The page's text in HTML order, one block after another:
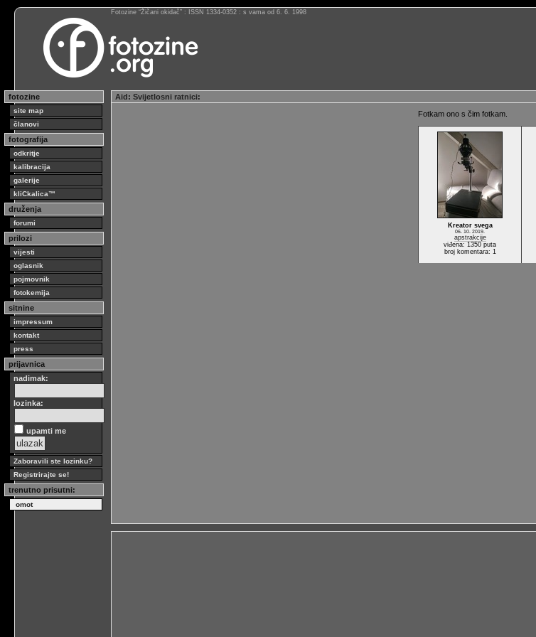
Fotozine “Žičani okidač” : ISSN 1334-0352 : s vama od 6. 6. 1998
fotozine
site map
članovi
fotografija
odkritje
kalibracija
galerije
kliCkalica™
druženja
forumi
prilozi
vijesti
oglasnik
pojmovnik
fotokemija
sitnine
impressum
kontakt
press
prijavnica
nadimak:
lozinka:
upamti me
Zaboravili ste lozinku?
Registrirajte se!
trenutno prisutni:
omot
Aid: Svijetlosni ratnici:
Fotkam ono s čim fotkam.
Kreator svega
06. 10. 2019.
apstrakcije
viđena: 1350 puta
broj komentara: 1